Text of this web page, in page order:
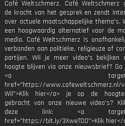
Café Weltschmerz. Café Weltschmerz
de kracht van het gesprek en zendt
over actuele maatschappelijke thema's.
een hoogwaardig alternatief voor de
media. Café Weltschmerz is
verbonden aan politieke, religieuze of
partijen. Wil je meer video's bekijken
hoogte blijven via onze nieuwsbrief? Ga
<a
href="https://www.cafeweltschmerz.nl/
Wil">Klik hier</a> je op de
gebracht van onze nieuwe video's?
deze link: <a
href="https://bit.ly/3XweTO0">Klik hier</